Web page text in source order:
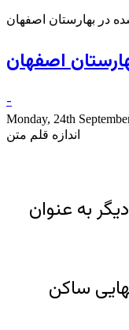
در بهارستان اصفهان
اصفهان
-
Monday, 24th
اندازه قلم متن
به عنوان
۹۷ “سهام آرمین” شهروند بهایی ساکن